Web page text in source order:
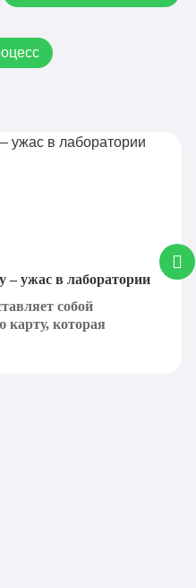
– ужас в лаборатории
собой
карту, которая